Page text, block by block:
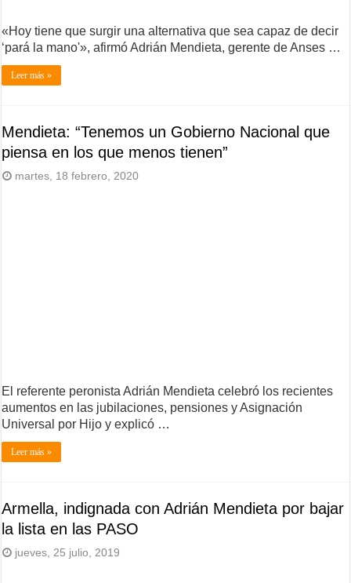
«Hoy tiene que surgir una alternativa que sea capaz de decir
‘pará la mano'», afirmó Adrián Mendieta, gerente de Anses …
Leer más »
Mendieta: “Tenemos un Gobierno Nacional que
piensa en los que menos tienen”
martes, 18 febrero, 2020
El referente peronista Adrián Mendieta celebró los recientes
aumentos en las jubilaciones, pensiones y Asignación
Universal por Hijo y explicó …
Leer más »
Armella, indignada con Adrián Mendieta por bajar
la lista en las PASO
jueves, 25 julio, 2019